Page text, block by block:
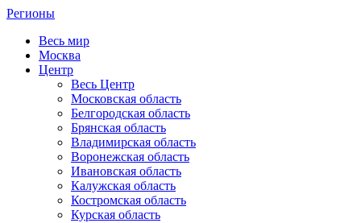
Регионы
Весь мир
Москва
Центр
Весь Центр
Московская область
Белгородская область
Брянская область
Владимирская область
Воронежская область
Ивановская область
Калужская область
Костромская область
Курская область